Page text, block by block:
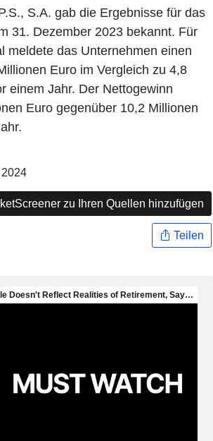
S.A. gab die Ergebnisse für das
31. Dezember 2023 bekannt. Für
meldete das Unternehmen einen
Euro im Vergleich zu 4,8
einem Jahr. Der Nettogewinn
Euro gegenüber 10,2 Millionen
zu Ihren Quellen hinzufügen
Teilen